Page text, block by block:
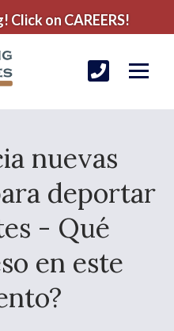
on CAREERS!
nuevas
deportar
- Qué
en este